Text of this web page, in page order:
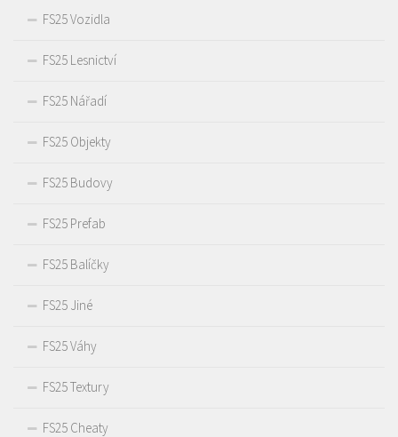
FS25 Vozidla
FS25 Lesnictví
FS25 Nářadí
FS25 Objekty
FS25 Budovy
FS25 Prefab
FS25 Balíčky
FS25 Jiné
FS25 Váhy
FS25 Textury
FS25 Cheaty